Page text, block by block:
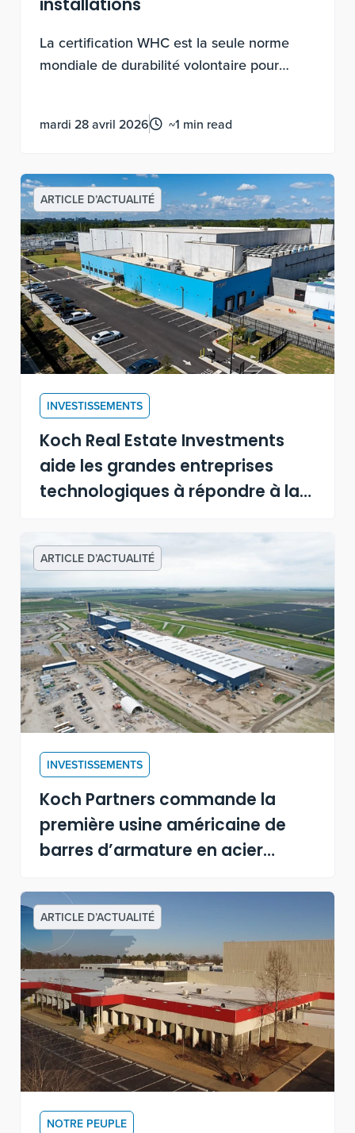
installations
La certification WHC est la seule norme
mondiale de durabilité volontaire pour
d’entreprise. L’obtention de ces
documenté, mesurable et continu, pas une
demande ponctuelle.
mardi 28 avril 2026 ~1 min read
ARTICLE D’ACTUALITÉ
INVESTISSEMENTS
Koch Real Estate Investments
aide les grandes entreprises
technologiques à répondre à la
de données
ARTICLE D’ACTUALITÉ
INVESTISSEMENTS
Koch Partners commande la
première usine américaine de
barres d’armature en acier
ARTICLE D’ACTUALITÉ
NOTRE PEUPLE